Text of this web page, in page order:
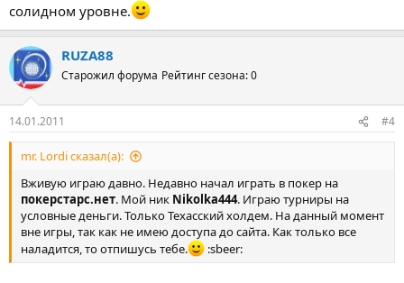
солидном уровне.
RUZA88
Старожил форума Рейтинг сезона: 0
14.01.2011 #4
mr. Lordi сказал(а):
Вживую играю давно. Недавно начал играть в покер на
покерстарс.нет. Мой ник Nikolka444. Играю турниры на
условные деньги. Только Техасский холдем. На данный момент
вне игры, так как не имею доступа до сайта. Как только все
наладится, то отпишусь тебе.
:sbeer: